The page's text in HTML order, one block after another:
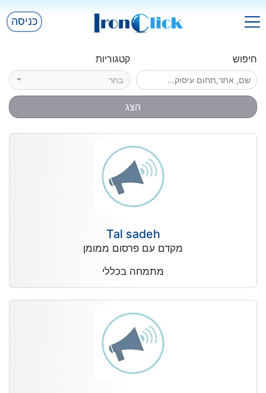
כניסה
חיפוש קטגוריות
בחר
הצג
Tal sadeh
מקדם עם פרסום ממומן
מתמחה בכללי